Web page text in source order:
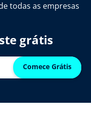
todas as empresas
grátis
Comece Grátis